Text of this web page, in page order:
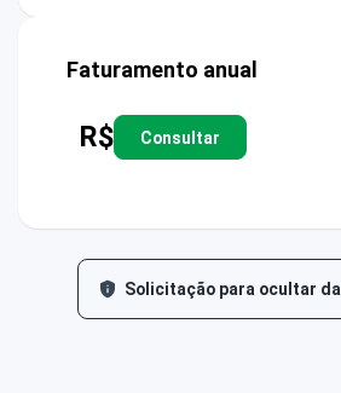
Faturamento anual
R$ Consultar
Solicitação para ocultar